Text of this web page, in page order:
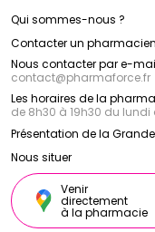
Qui sommes-nous ?
Contacter un pharmacien
Nous contacter par e-
contact@pharmaforce.fr
Les horaires de la
de 8h30 à 19h30 du
Présentation de la
Nous situer
Venir
directement
à la pharmacie